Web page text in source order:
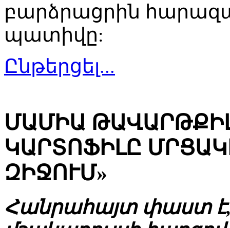
բարձրացրին
պատիվը:
Ընթերցել...
ՄԱՄԻԱ
ԿԱՐՏՈՖԻԼԸ
ԶԻՋՈՒՄ»
Հանրահայտ փաստ է,